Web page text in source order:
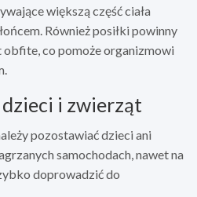
większą część ciała
Również posiłki powinny
co pomoże organizmowi
i zwierząt
pozostawiać dzieci ani
samochodach, nawet na
doprowadzić do